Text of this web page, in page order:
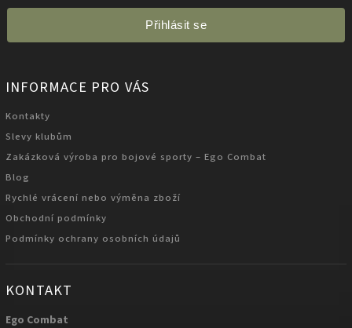
Přihlásit se
INFORMACE PRO VÁS
Kontakty
Slevy klubům
Zakázková výroba pro bojové sporty – Ego Combat
Blog
Rychlé vrácení nebo výměna zboží
Obchodní podmínky
Podmínky ochrany osobních údajů
KONTAKT
Ego Combat